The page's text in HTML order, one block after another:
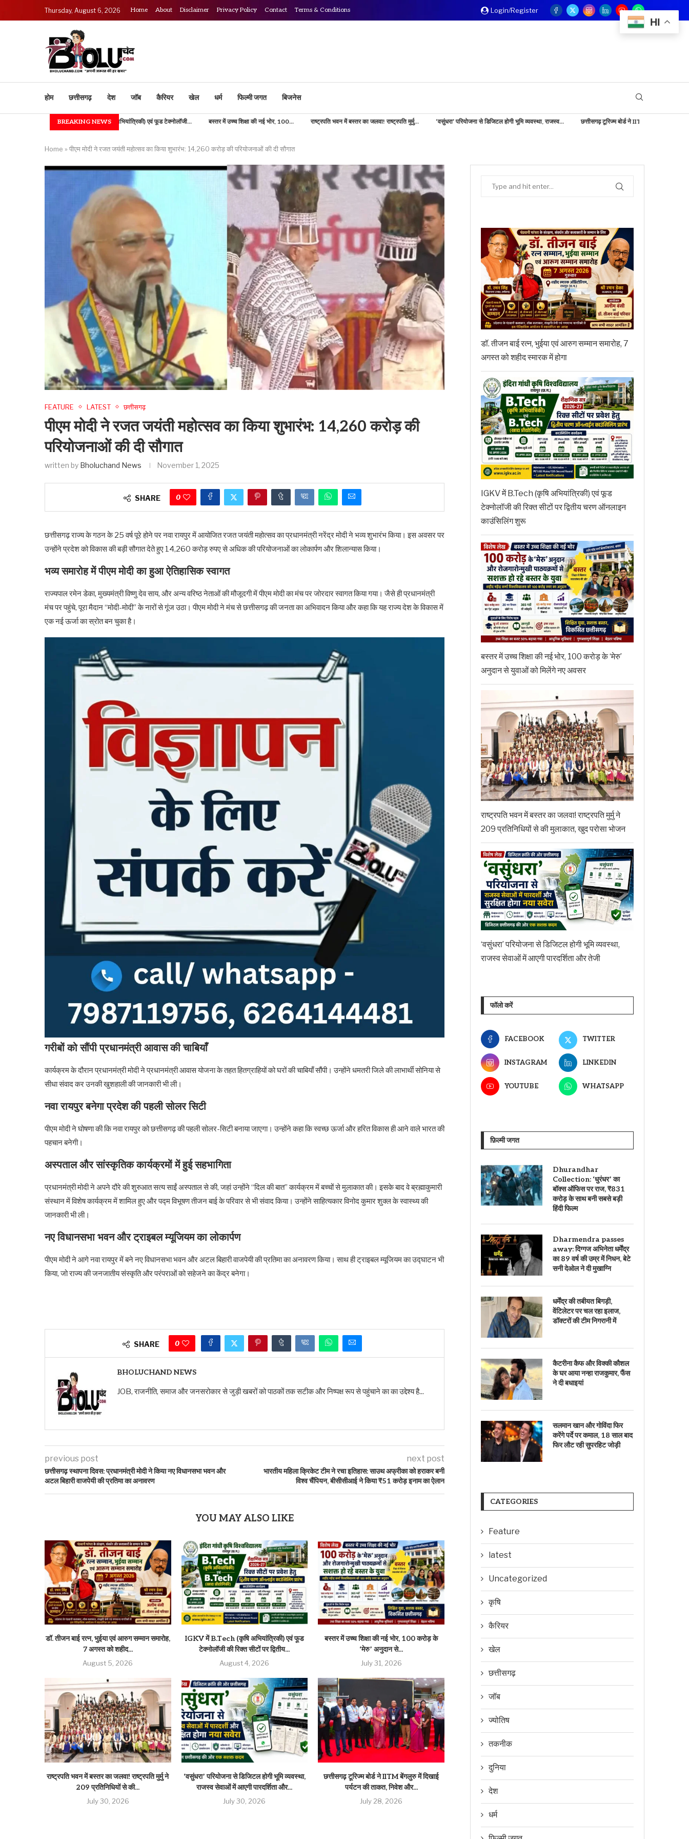
Thursday, August 6, 2026 Home About Disclaimer Privacy Policy Contact Terms & Conditions Login/Register
होम छत्तीसगढ़ देश जॉब कैरियर खेल धर्म फिल्मी जगत बिजनेस
BREAKING NEWS
IGKV में B.TECH (कृषि अभियांत्रिकी) एवं फूड टेक्नोलॉजी... बस्तर में उच्च शिक्षा की नई भोर, 100... राष्ट्रपति भवन में बस्तर का जलवा! राष्ट्रपति मुर्मु... ‘वसुंधरा’ परियोजना से डिजिटल होगी भूमि व्यवस्था, राजस्व... छत्तीसगढ़ टूरिज्म बोर्ड ने IITM बेंगलुरु में दिखाई...
Home » पीएम मोदी ने रजत जयंती महोत्सव का किया शुभारंभ: 14,260 करोड़ की परियोजनाओं की दी सौगात
FEATURE LATEST छत्तीसगढ़
पीएम मोदी ने रजत जयंती महोत्सव का किया शुभारंभ: 14,260 करोड़ की
परियोजनाओं की दी सौगात
written by Bholuchand News November 1, 2025
SHARE 0
छत्तीसगढ़ राज्य के गठन के 25 वर्ष पूरे होने पर नवा रायपुर में आयोजित रजत जयंती महोत्सव का प्रधानमंत्री नरेंद्र मोदी ने भव्य शुभारंभ किया। इस अवसर पर
उन्होंने प्रदेश को विकास की बड़ी सौगात देते हुए 14,260 करोड़ रुपए से अधिक की परियोजनाओं का लोकार्पण और शिलान्यास किया।
भव्य समारोह में पीएम मोदी का हुआ ऐतिहासिक स्वागत
राज्यपाल रमेन डेका, मुख्यमंत्री विष्णु देव साय, और अन्य वरिष्ठ नेताओं की मौजूदगी में पीएम मोदी का मंच पर जोरदार स्वागत किया गया। जैसे ही प्रधानमंत्री
मंच पर पहुंचे, पूरा मैदान “मोदी-मोदी” के नारों से गूंज उठा। पीएम मोदी ने मंच से छत्तीसगढ़ की जनता का अभिवादन किया और कहा कि यह राज्य देश के विकास में
एक नई ऊर्जा का स्रोत बन चुका है।
गरीबों को सौंपी प्रधानमंत्री आवास की चाबियाँ
कार्यक्रम के दौरान प्रधानमंत्री मोदी ने प्रधानमंत्री आवास योजना के तहत हितग्राहियों को घरों की चाबियाँ सौंपी। उन्होंने धमतरी जिले की लाभार्थी सोनिया से
सीधा संवाद कर उनकी खुशहाली की जानकारी भी ली।
नवा रायपुर बनेगा प्रदेश की पहली सोलर सिटी
पीएम मोदी ने घोषणा की कि नवा रायपुर को छत्तीसगढ़ की पहली सोलर-सिटी बनाया जाएगा। उन्होंने कहा कि स्वच्छ ऊर्जा और हरित विकास ही आने वाले भारत की
पहचान बनेगी।
अस्पताल और सांस्कृतिक कार्यक्रमों में हुई सहभागिता
प्रधानमंत्री मोदी ने अपने दौरे की शुरुआत सत्य साईं अस्पताल से की, जहां उन्होंने “दिल की बात” कार्यक्रम में बच्चों से मुलाकात की। इसके बाद वे ब्रह्माकुमारी
संस्थान में विशेष कार्यक्रम में शामिल हुए और पद्म विभूषण तीजन बाई के परिवार से भी संवाद किया। उन्होंने साहित्यकार विनोद कुमार शुक्ल के स्वास्थ्य की
जानकारी भी ली।
नए विधानसभा भवन और ट्राइबल म्यूजियम का लोकार्पण
पीएम मोदी ने आगे नवा रायपुर में बने नए विधानसभा भवन और अटल बिहारी वाजपेयी की प्रतिमा का अनावरण किया। साथ ही ट्राइबल म्यूजियम का उद्घाटन भी
किया, जो राज्य की जनजातीय संस्कृति और परंपराओं को सहेजने का केंद्र बनेगा।
SHARE 0
BHOLUCHAND NEWS
JOB, राजनीति, समाज और जनसरोकार से जुड़ी खबरों को पाठकों तक सटीक और निष्पक्ष रूप से पहुंचाने का का उद्देश्य है...
previous post
छत्तीसगढ़ स्थापना दिवस: प्रधानमंत्री मोदी ने किया नए विधानसभा भवन और
अटल बिहारी वाजपेयी की प्रतिमा का अनावरण
next post
भारतीय महिला क्रिकेट टीम ने रचा इतिहास: साउथ अफ्रीका को हराकर बनी
विश्व चैंपियन, बीसीसीआई ने किया ₹51 करोड़ इनाम का ऐलान
YOU MAY ALSO LIKE
डॉ. तीजन बाई रत्न, भुईया एवं आरुग सम्मान समारोह,
7 अगस्त को शहीद...
August 5, 2026
IGKV में B.Tech (कृषि अभियांत्रिकी) एवं फूड
टेक्नोलॉजी की रिक्त सीटों पर द्वितीय...
August 4, 2026
बस्तर में उच्च शिक्षा की नई भोर, 100 करोड़ के
‘मेरु’ अनुदान से...
July 31, 2026
राष्ट्रपति भवन में बस्तर का जलवा! राष्ट्रपति मुर्मु ने
209 प्रतिनिधियों से की...
July 30, 2026
‘वसुंधरा’ परियोजना से डिजिटल होगी भूमि व्यवस्था,
राजस्व सेवाओं में आएगी पारदर्शिता और...
July 30, 2026
छत्तीसगढ़ टूरिज्म बोर्ड ने IITM बेंगलुरु में दिखाई
पर्यटन की ताकत, निवेश और...
July 28, 2026
डॉ. तीजन बाई रत्न, भुईया एवं आरुग सम्मान समारोह, 7
अगस्त को शहीद स्मारक में होगा
IGKV में B.Tech (कृषि अभियांत्रिकी) एवं फूड
टेक्नोलॉजी की रिक्त सीटों पर द्वितीय चरण ऑनलाइन
काउंसिलिंग शुरू
बस्तर में उच्च शिक्षा की नई भोर, 100 करोड़ के ‘मेरु’
अनुदान से युवाओं को मिलेंगे नए अवसर
राष्ट्रपति भवन में बस्तर का जलवा! राष्ट्रपति मुर्मु ने
209 प्रतिनिधियों से की मुलाकात, खुद परोसा भोजन
‘वसुंधरा’ परियोजना से डिजिटल होगी भूमि व्यवस्था,
राजस्व सेवाओं में आएगी पारदर्शिता और तेजी
फॉलो करें
FACEBOOK TWITTER
INSTAGRAM LINKEDIN
YOUTUBE WHATSAPP
फ़िल्मी जगत
Dhurandhar
Collection: ‘धुरंधर’ का
बॉक्स ऑफिस पर राज, ₹831
करोड़ के साथ बनी सबसे बड़ी
हिंदी फिल्म
Dharmendra passes
away: दिग्गज अभिनेता धर्मेंद्र
का 89 वर्ष की उम्र में निधन, बेटे
सनी देओल ने दी मुखाग्नि
धर्मेंद्र की तबीयत बिगड़ी,
वेंटिलेटर पर चल रहा इलाज,
डॉक्टरों की टीम निगरानी में
कैटरीना कैफ और विक्की कौशल
के घर आया नन्हा राजकुमार, फैंस
ने दी बधाइयां
सलमान खान और गोविंदा फिर
करेंगे पर्दे पर कमाल, 18 साल बाद
फिर लौट रही सुपरहिट जोड़ी
CATEGORIES
Feature
latest
Uncategorized
कृषि
कैरियर
खेल
छत्तीसगढ़
जॉब
ज्योतिष
तकनीक
दुनिया
देश
धर्म
HI